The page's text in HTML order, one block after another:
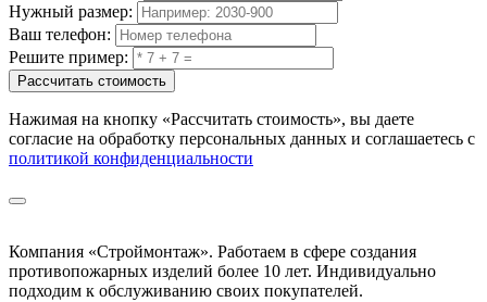
Нужный размер:
Ваш телефон:
Решите пример:
Рассчитать стоимость
Нажимая на кнопку «Рассчитать стоимость», вы даете
согласие на обработку персональных данных и соглашаетесь с
политикой конфиденциальности
Компания «Строймонтаж». Работаем в сфере создания
противопожарных изделий более 10 лет. Индивидуально
подходим к обслуживанию своих покупателей.